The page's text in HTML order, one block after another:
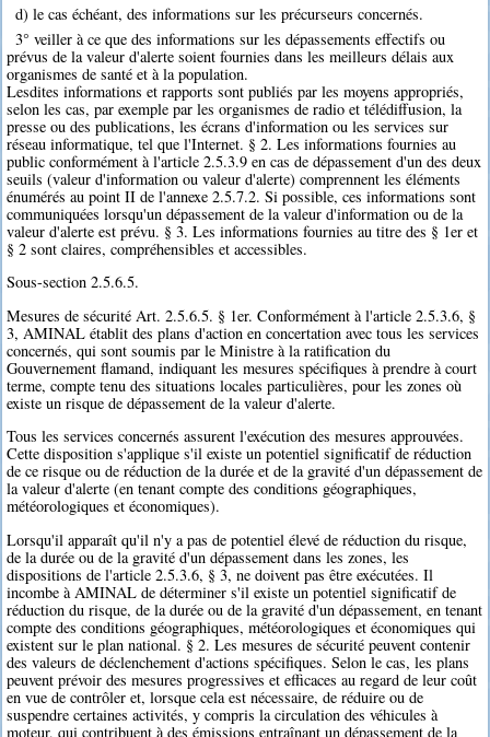
d) le cas échéant, des informations sur les précurseurs concernés.
3° veiller à ce que des informations sur les dépassements effectifs ou
prévus de la valeur d'alerte soient fournies dans les meilleurs délais aux
organismes de santé et à la population.
Lesdites informations et rapports sont publiés par les moyens appropriés,
selon les cas, par exemple par les organismes de radio et télédiffusion, la
presse ou des publications, les écrans d'information ou les services sur
réseau informatique, tel que l'Internet. § 2. Les informations fournies au
public conformément à l'article 2.5.3.9 en cas de dépassement d'un des deux
seuils (valeur d'information ou valeur d'alerte) comprennent les éléments
énumérés au point II de l'annexe 2.5.7.2. Si possible, ces informations sont
communiquées lorsqu'un dépassement de la valeur d'information ou de la
valeur d'alerte est prévu. § 3. Les informations fournies au titre des § 1er et
§ 2 sont claires, compréhensibles et accessibles.
Sous-section 2.5.6.5.
Mesures de sécurité Art. 2.5.6.5. § 1er. Conformément à l'article 2.5.3.6, §
3, AMINAL établit des plans d'action en concertation avec tous les services
concernés, qui sont soumis par le Ministre à la ratification du
Gouvernement flamand, indiquant les mesures spécifiques à prendre à court
terme, compte tenu des situations locales particulières, pour les zones où
existe un risque de dépassement de la valeur d'alerte.
Tous les services concernés assurent l'exécution des mesures approuvées.
Cette disposition s'applique s'il existe un potentiel significatif de réduction
de ce risque ou de réduction de la durée et de la gravité d'un dépassement de
la valeur d'alerte (en tenant compte des conditions géographiques,
météorologiques et économiques).
Lorsqu'il apparaît qu'il n'y a pas de potentiel élevé de réduction du risque,
de la durée ou de la gravité d'un dépassement dans les zones, les
dispositions de l'article 2.5.3.6, § 3, ne doivent pas être exécutées. Il
incombe à AMINAL de déterminer s'il existe un potentiel significatif de
réduction du risque, de la durée ou de la gravité d'un dépassement, en tenant
compte des conditions géographiques, météorologiques et économiques qui
existent sur le plan national. § 2. Les mesures de sécurité peuvent contenir
des valeurs de déclenchement d'actions spécifiques. Selon le cas, les plans
peuvent prévoir des mesures progressives et efficaces au regard de leur coût
en vue de contrôler et, lorsque cela est nécessaire, de réduire ou de
suspendre certaines activités, y compris la circulation des véhicules à
moteur, qui contribuent à des émissions entraînant un dépassement de la